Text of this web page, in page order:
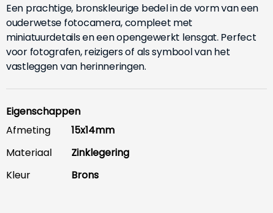
Een prachtige, bronskleurige bedel in de vorm van een
ouderwetse fotocamera, compleet met
miniatuurdetails en een opengewerkt lensgat. Perfect
voor fotografen, reizigers of als symbool van het
vastleggen van herinneringen.
Eigenschappen
Afmeting
15x14mm
Materiaal
Zinklegering
Kleur
Brons